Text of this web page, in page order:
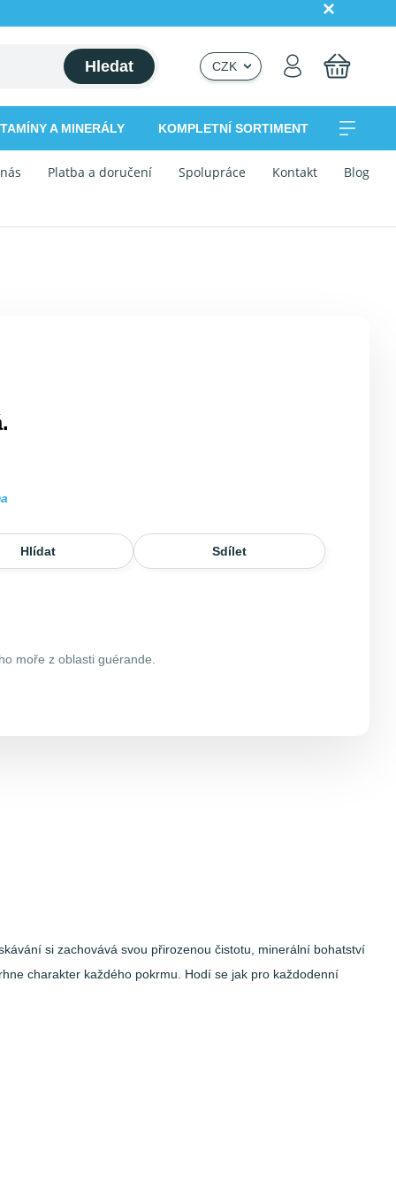
Hledat CZK
A MINERÁLY KOMPLETNÍ SORTIMENT
Platba a doručení Spolupráce Kontakt Blog
Hlídat Sdílet
moře z oblasti guérande.
si zachovává svou přirozenou čistotu, minerální bohatství
charakter každého pokrmu. Hodí se jak pro každodenní